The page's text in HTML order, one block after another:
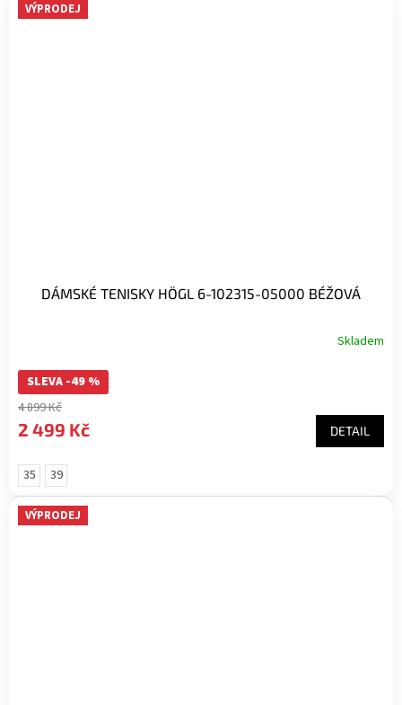
VÝPRODEJ
DÁMSKÉ TENISKY HÖGL 6-102315-05000 BÉŽOVÁ
Skladem
SLEVA -49 %
4 899 Kč
2 499 Kč DETAIL
35 39
VÝPRODEJ